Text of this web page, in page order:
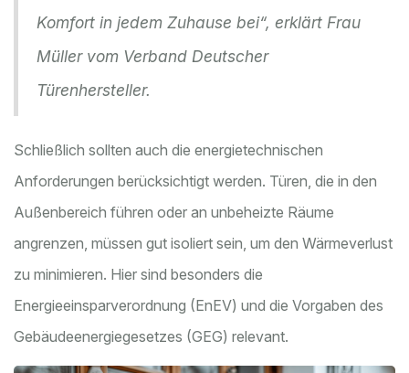
Komfort in jedem Zuhause bei“, erklärt Frau
Müller vom Verband Deutscher
Türenhersteller.
Schließlich sollten auch die energietechnischen
Anforderungen berücksichtigt werden. Türen, die in den
Außenbereich führen oder an unbeheizte Räume
angrenzen, müssen gut isoliert sein, um den Wärmeverlust
zu minimieren. Hier sind besonders die
Energieeinsparverordnung (EnEV) und die Vorgaben des
Gebäudeenergiegesetzes (GEG) relevant.